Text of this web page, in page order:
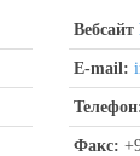
Вебсайт
E-mail:
Факс: